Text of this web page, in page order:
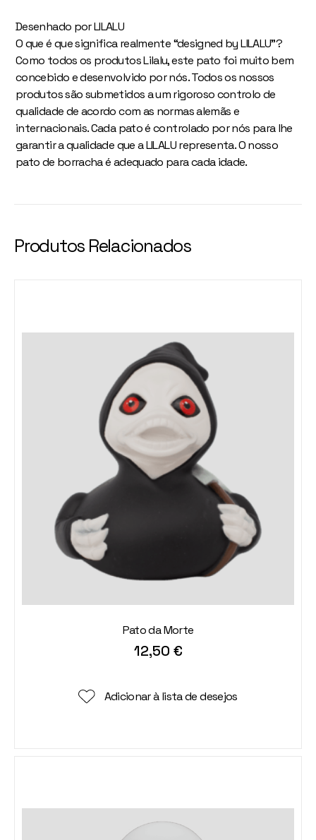
Desenhado por LILALU
O que é que significa realmente “designed by LILALU”?
Como todos os produtos Lilalu, este pato foi muito bem
concebido e desenvolvido por nós. Todos os nossos
produtos são submetidos a um rigoroso controlo de
qualidade de acordo com as normas alemãs e
internacionais. Cada pato é controlado por nós para lhe
garantir a qualidade que a LILALU representa. O nosso
pato de borracha é adequado para cada idade.
Produtos Relacionados
Pato da Morte
12,50 €
Adicionar à lista de desejos